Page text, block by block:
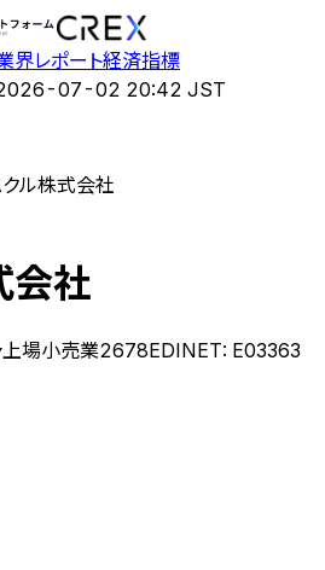
界レポート経済指標
07-02 20:42 JST
ル株式会社
会社
上場小売業2678EDINET: E03363